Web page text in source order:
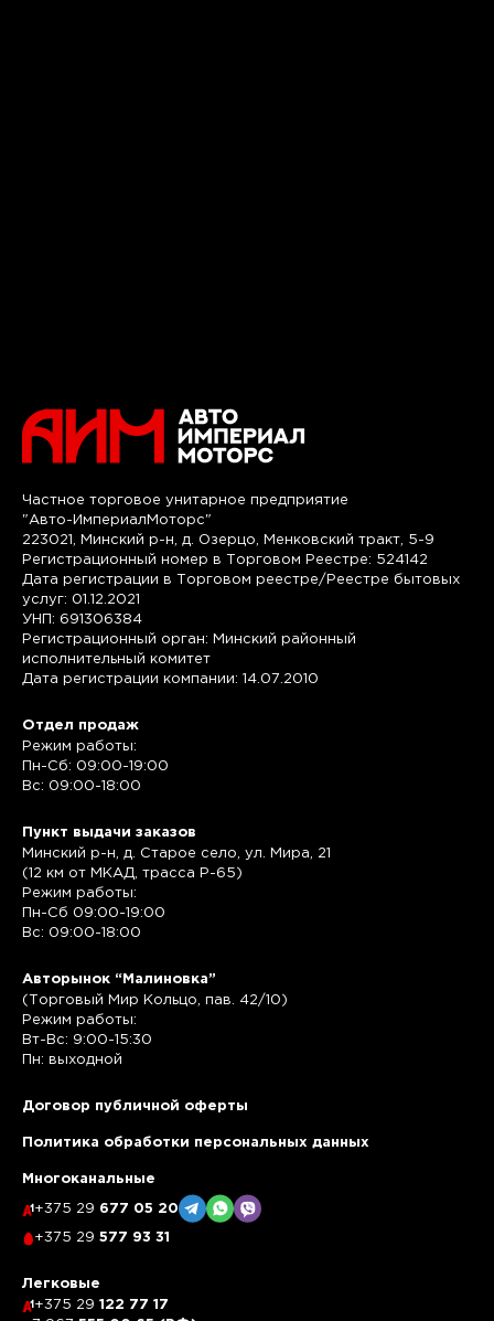
Частное торговое унитарное предприятие
"Авто-ИмпериалМоторс"
223021, Минский р-н, д. Озерцо, Менковский тракт, 5-9
Регистрационный номер в Торговом Реестре: 524142
Дата регистрации в Торговом реестре/Реестре бытовых
услуг: 01.12.2021
УНП: 691306384
Регистрационный орган: Минский районный
исполнительный комитет
Дата регистрации компании: 14.07.2010
Отдел продаж
Режим работы:
Пн-Сб: 09:00-19:00
Вс: 09:00-18:00
Пункт выдачи заказов
Минский р-н, д. Старое село, ул. Мира, 21
(12 км от МКАД, трасса P-65)
Режим работы:
Пн-Сб 09:00-19:00
Вс: 09:00-18:00
Авторынок “Малиновка”
(Торговый Мир Кольцо, пав. 42/10)
Режим работы:
Вт-Вс: 9:00-15:30
Пн: выходной
Договор публичной оферты
Политика обработки персональных данных
Многоканальные
+375 29 677 05 20
+375 29 577 93 31
Легковые
+375 29 122 77 17